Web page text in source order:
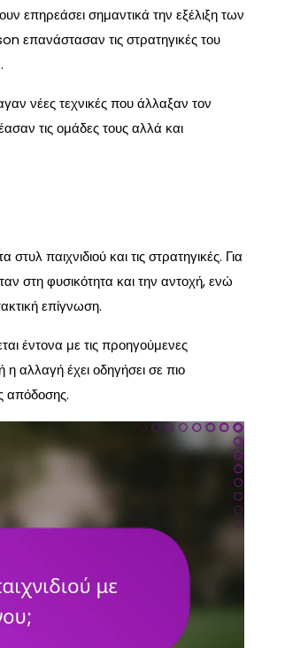
επηρεάσει σημαντικά την εξέλιξη των
επανάστασαν τις στρατηγικές του
νέες τεχνικές που άλλαξαν τον
τις ομάδες τους αλλά και
παιχνιδιού και τις στρατηγικές. Για
στη φυσικότητα και την αντοχή, ενώ
επίγνωση.
έντονα με τις προηγούμενες
η αλλαγή έχει οδηγήσει σε πιο
απόδοσης.